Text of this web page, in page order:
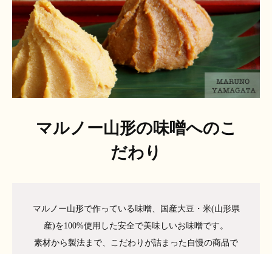
マルノー山形の味噌へのこ
だわり
マルノー山形で作っている味噌、国産大豆・米(山形県
産)を100%使用した安全で美味しいお味噌です。
素材から製法まで、こだわりが詰まった自慢の商品で